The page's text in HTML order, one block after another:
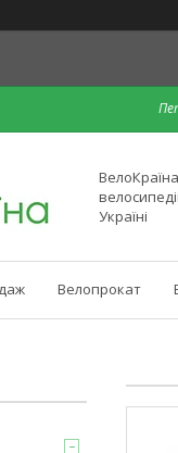
Україні
Велопрокат